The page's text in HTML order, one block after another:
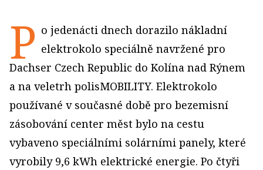
P o jedenácti dnech dorazilo nákladní
elektrokolo speciálně navržené pro
Dachser Czech Republic do Kolína nad Rýnem
a na veletrh polisMOBILITY. Elektrokolo
používané v současné době pro bezemisní
zásobování center měst bylo na cestu
vybaveno speciálními solárními panely, které
vyrobily 9,6 kWh elektrické energie. Po čtyři